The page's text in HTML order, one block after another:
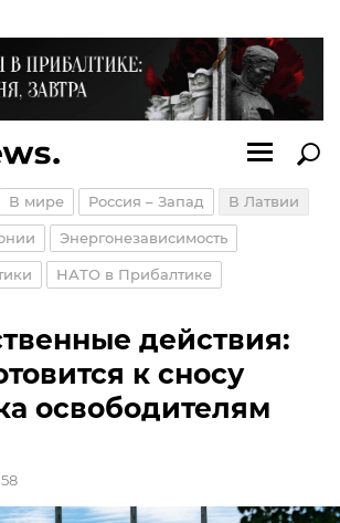
В мире Россия – Запад В Латвии
Энергонезависимость
НАТО в Прибалтике
действия:
к сносу
освободителям